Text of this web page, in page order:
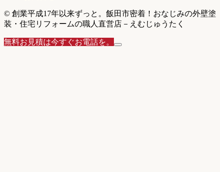
© 創業平成17年以来ずっと。飯田市密着！おなじみの外壁塗
装・住宅リフォームの職人直営店－えむじゅうたく
無料お見積は今すぐお電話を。